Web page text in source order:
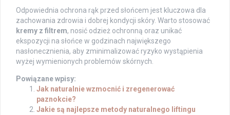
Odpowiednia ochrona rąk przed słońcem jest kluczowa dla
zachowania zdrowia i dobrej kondycji skóry. Warto stosować
kremy z filtrem, nosić odzież ochronną oraz unikać
ekspozycji na słońce w godzinach największego
nasłonecznienia, aby zminimalizować ryzyko wystąpienia
wyżej wymienionych problemów skórnych.
Powiązane wpisy:
Jak naturalnie wzmocnić i zregenerować
paznokcie?
Jakie są najlepsze metody naturalnego liftingu